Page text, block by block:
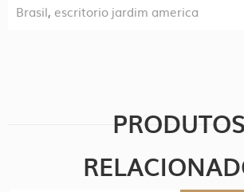
Brasil, escritorio jardim america
PRODUTOS